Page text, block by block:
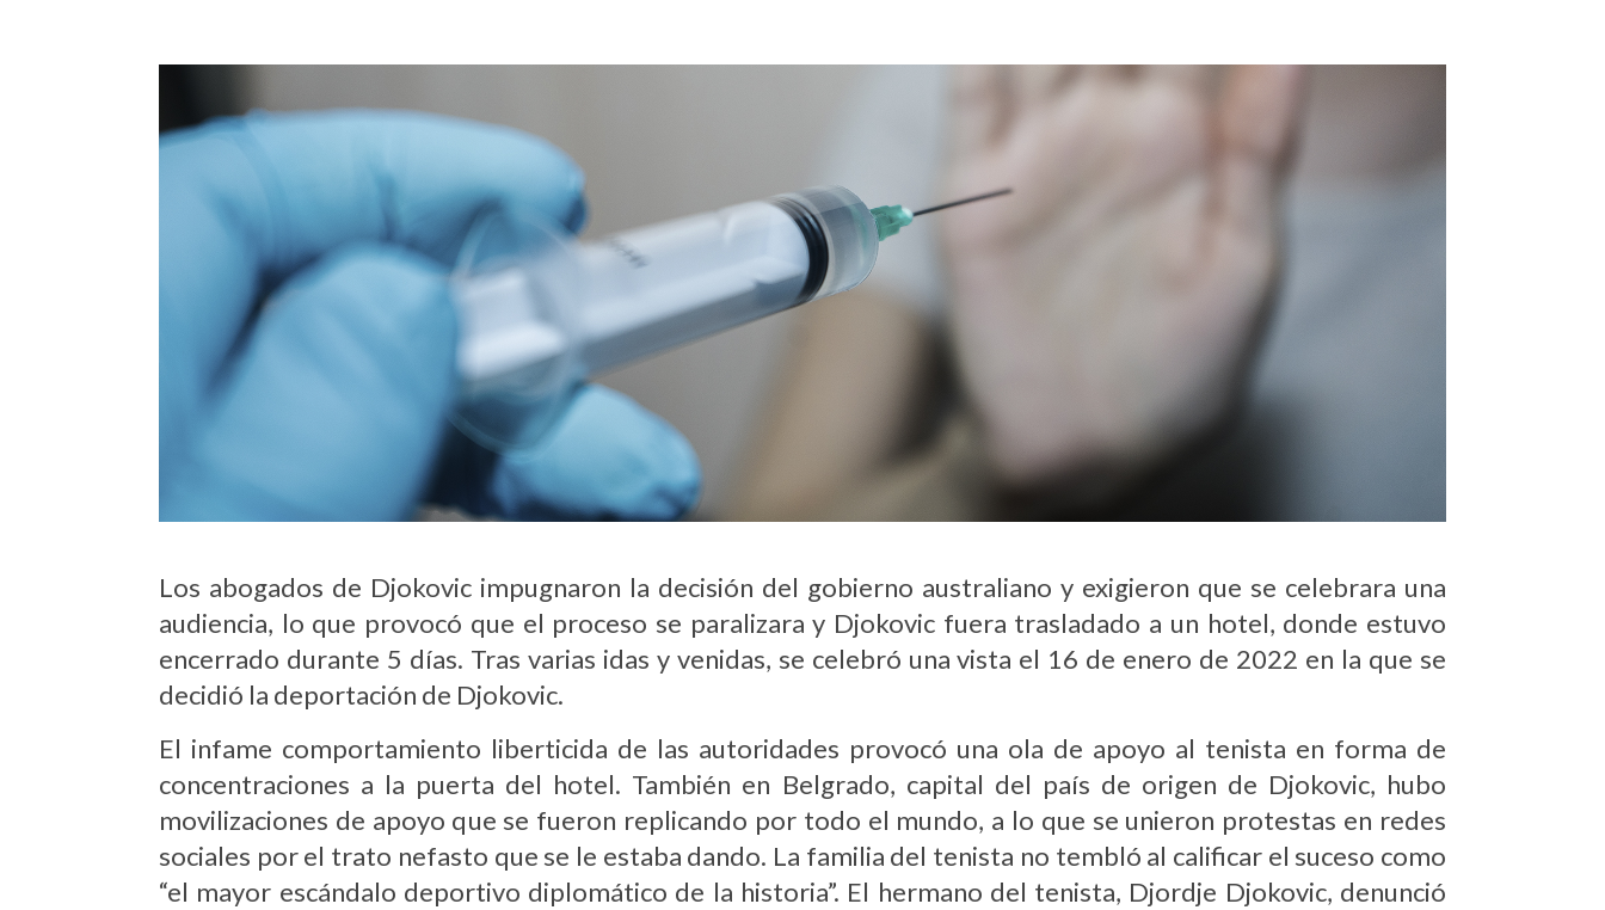
Los abogados de Djokovic impugnaron la decisión del gobierno australiano y exigieron que se celebrara una
audiencia, lo que provocó que el proceso se paralizara y Djokovic fuera trasladado a un hotel, donde estuvo
encerrado durante 5 días. Tras varias idas y venidas, se celebró una vista el 16 de enero de 2022 en la que se
decidió la deportación de Djokovic.
El infame comportamiento liberticida de las autoridades provocó una ola de apoyo al tenista en forma de
concentraciones a la puerta del hotel. También en Belgrado, capital del país de origen de Djokovic, hubo
movilizaciones de apoyo que se fueron replicando por todo el mundo, a lo que se unieron protestas en redes
sociales por el trato nefasto que se le estaba dando. La familia del tenista no tembló al calificar el suceso como
“el mayor escándalo deportivo diplomático de la historia”. El hermano del tenista, Djordje Djokovic, denunció